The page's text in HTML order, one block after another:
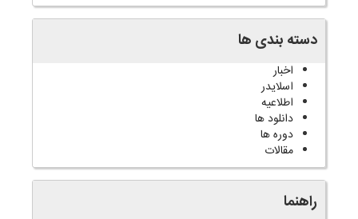
دسته بندی ها
اخبار
اسلایدر
اطلاعیه
دانلود ها
دوره ها
مقالات
راهنما